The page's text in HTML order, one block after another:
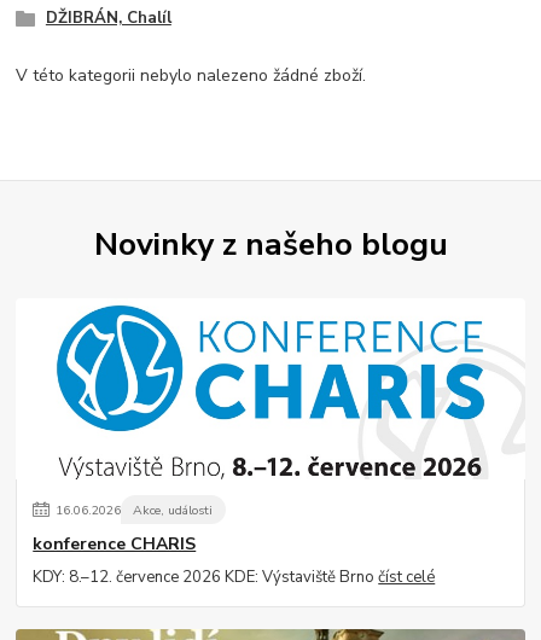
DŽIBRÁN, Chalíl
V této kategorii nebylo nalezeno žádné zboží.
Novinky z našeho blogu
16.06.2026 Akce, události
konference CHARIS
KDY: 8.–12. července 2026 KDE: Výstaviště Brnočíst celé